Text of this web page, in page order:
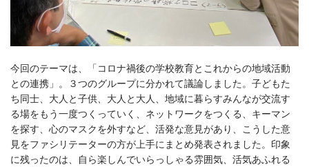
今回のテーマは、「コロナ禍後の学校教育とこれからの地域活動
との連携」。３つのグループに分かれて議論しました。子どもた
ち同士、大人と子供、大人と大人、地域に暮らすみんなが交流す
る場をもう一度つくっていく、ネットワークをつくる、キーマン
を探す、心のマスクを外すなど、活発な意見があり、こうした意
見をファシリテーターの方が上手にまとめ発表されました。印象
に残ったのは、自ら楽しんでいらっしゃる雰囲気、活気あふれる